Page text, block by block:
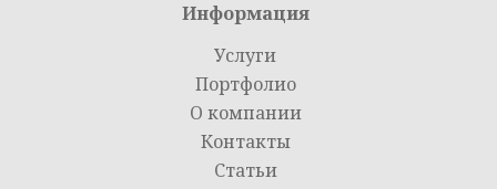
Информация
Услуги
Портфолио
О компании
Контакты
Статьи